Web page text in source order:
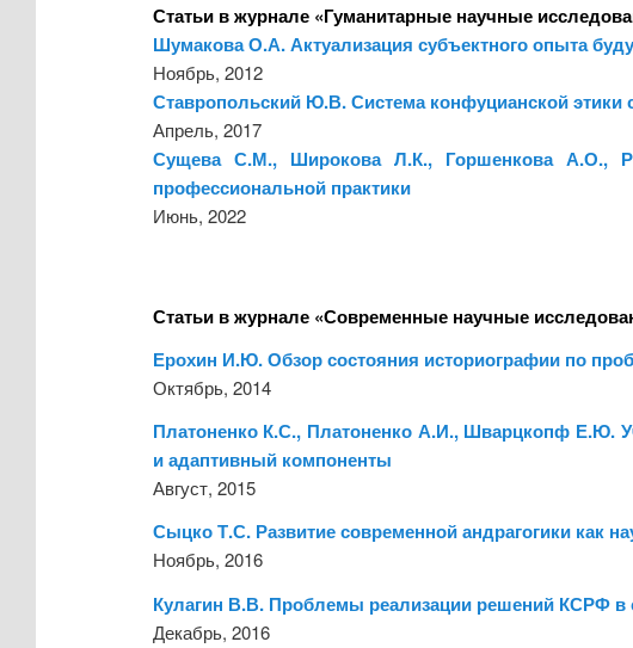
Статьи в журнале «Гуманитарные научные
Шумакова О.А. Актуализация субъектного опыта
Ноябрь, 2012
Ставропольский Ю.В. Система конфуцианской этики
Апрель, 2017
Сущева С.М., Широкова Л.К., Горшенкова А.О.,
профессиональной практики
Июнь, 2022
Статьи в журнале «Современные научные
Ерохин И.Ю. Обзор состояния историографии по
Октябрь, 2014
Платоненко К.С., Платоненко А.И., Шварцкопф Е.Ю.
и адаптивный компоненты
Август, 2015
Сыцко Т.С. Развитие современной андрагогики как
Ноябрь, 2016
Кулагин В.В. Проблемы реализации решений КСРФ в
Декабрь, 2016